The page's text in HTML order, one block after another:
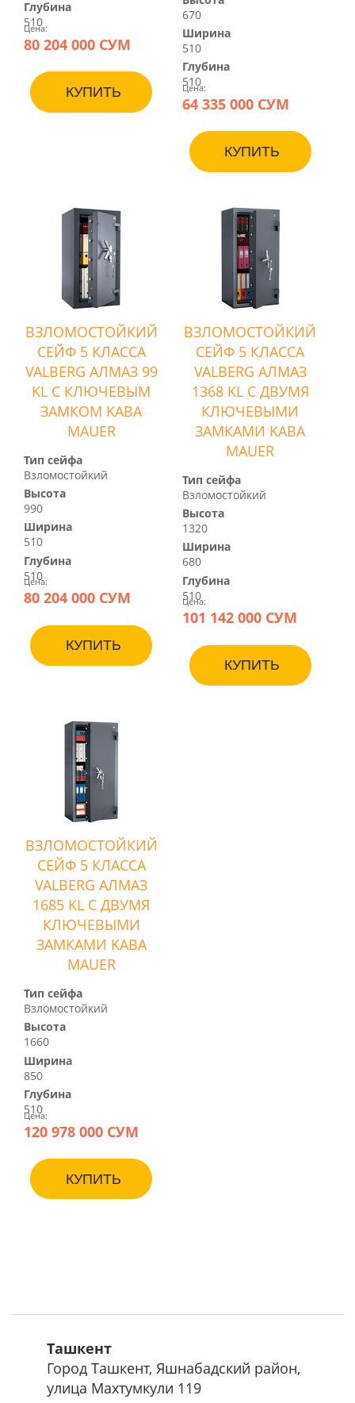
Глубина
510
Цена:
80 204 000 СУМ
КУПИТЬ
670
Ширина
510
Глубина
510
Цена:
64 335 000 СУМ
КУПИТЬ
ВЗЛОМОСТОЙКИЙ
СЕЙФ 5 КЛАССА
VALBERG АЛМАЗ 99
KL С КЛЮЧЕВЫМ
ЗАМКОМ KABA
MAUER
Тип сейфа
Взломостойкий
Высота
990
Ширина
510
Глубина
510
Цена:
80 204 000 СУМ
КУПИТЬ
ВЗЛОМОСТОЙКИЙ
СЕЙФ 5 КЛАССА
VALBERG АЛМАЗ
1368 KL С ДВУМЯ
КЛЮЧЕВЫМИ
ЗАМКАМИ KABA
MAUER
Тип сейфа
Взломостойкий
Высота
1320
Ширина
680
Глубина
510
Цена:
101 142 000 СУМ
КУПИТЬ
ВЗЛОМОСТОЙКИЙ
СЕЙФ 5 КЛАССА
VALBERG АЛМАЗ
1685 KL С ДВУМЯ
КЛЮЧЕВЫМИ
ЗАМКАМИ KABA
MAUER
Тип сейфа
Взломостойкий
Высота
1660
Ширина
850
Глубина
510
Цена:
120 978 000 СУМ
КУПИТЬ
Ташкент
Город Ташкент, Яшнабадский район,
улица Махтумкули 119